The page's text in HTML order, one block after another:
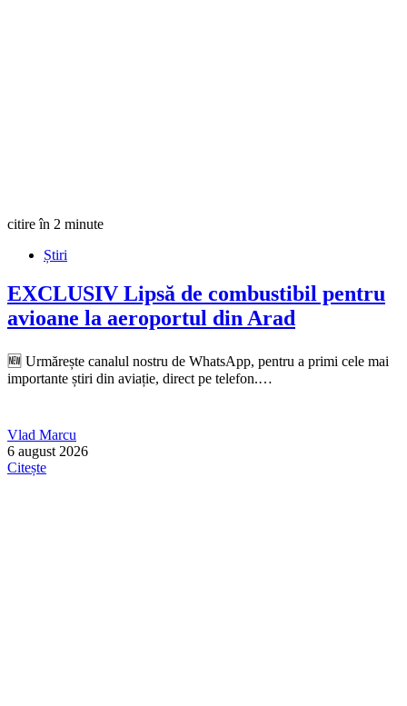
citire în 2 minute
Știri
EXCLUSIV Lipsă de combustibil pentru
avioane la aeroportul din Arad
🆕 Urmărește canalul nostru de WhatsApp, pentru a primi cele mai
importante știri din aviație, direct pe telefon.…
Vlad Marcu
6 august 2026
Citește